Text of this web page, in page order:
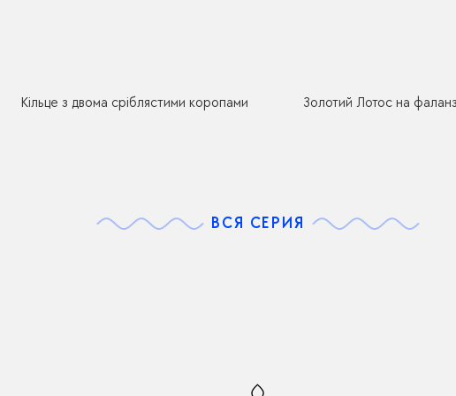
Кільце з двома сріблястими коропами Золотий Лотос на
ВСЯ СЕРИЯ